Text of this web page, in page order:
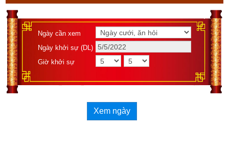
Ngày cần xem
Ngày khởi sự (DL)
Giờ khởi sự
Xem ngày